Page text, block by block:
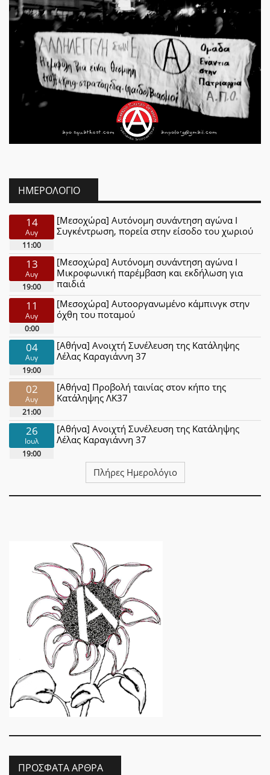
ΗΜΕΡΟΛΌΓΙΟ
14
Αυγ
11:00
[Μεσοχώρα] Αυτόνομη συνάντηση αγώνα Ι
Συγκέντρωση, πορεία στην είσοδο του χωριού
13
Αυγ
19:00
[Μεσοχώρα] Αυτόνομη συνάντηση αγώνα Ι
Μικροφωνική παρέμβαση και εκδήλωση για
παιδιά
11
Αυγ
0:00
[Μεσοχώρα] Αυτοοργανωμένο κάμπινγκ στην
όχθη του ποταμού
04
Αυγ
19:00
[Αθήνα] Ανοιχτή Συνέλευση της Κατάληψης
Λέλας Καραγιάννη 37
02
Αυγ
21:00
[Αθήνα] Προβολή ταινίας στον κήπο της
Κατάληψης ΛΚ37
26
Ιουλ
19:00
[Αθήνα] Ανοιχτή Συνέλευση της Κατάληψης
Λέλας Καραγιάννη 37
Πλήρες Ημερολόγιο
ΠΡΌΣΦΑΤΑ ΆΡΘΡΑ